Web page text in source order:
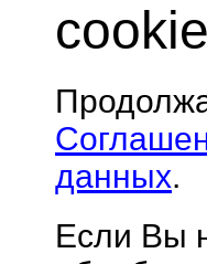
данных.
Если Вы